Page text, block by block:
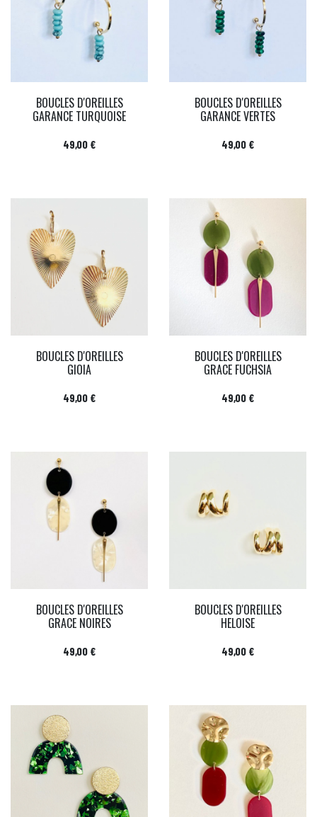
BOUCLES D'OREILLES
GARANCE TURQUOISE
Prix
49,00 €
BOUCLES D'OREILLES
GARANCE VERTES
Prix
49,00 €
BOUCLES D'OREILLES
GIOIA
Prix
49,00 €
BOUCLES D'OREILLES
GRACE FUCHSIA
Prix
49,00 €
BOUCLES D'OREILLES
GRACE NOIRES
Prix
49,00 €
BOUCLES D'OREILLES
HELOISE
Prix
49,00 €